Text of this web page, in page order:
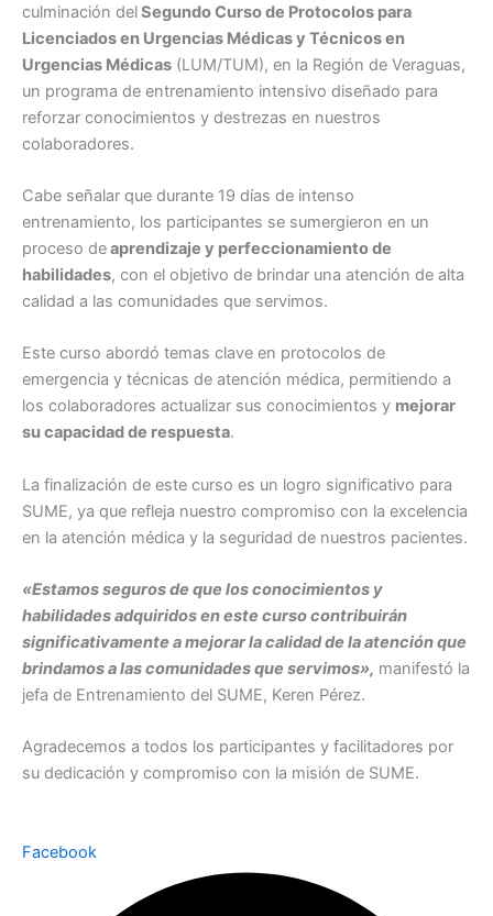
culminación delSegundo Curso de Protocolos para
Licenciados en Urgencias Médicas y Técnicos en
Urgencias Médicas (LUM/TUM), en la Región de Veraguas,
un programa de entrenamiento intensivo diseñado para
reforzar conocimientos y destrezas en nuestros
colaboradores.
Cabe señalar que durante 19 días de intenso
entrenamiento, los participantes se sumergieron en un
proceso deaprendizaje y perfeccionamiento de
habilidades, con el objetivo de brindar una atención de alta
calidad a las comunidades que servimos.
Este curso abordó temas clave en protocolos de
emergencia y técnicas de atención médica, permitiendo a
los colaboradores actualizar sus conocimientos y mejorar
su capacidad de respuesta.
La finalización de este curso es un logro significativo para
SUME, ya que refleja nuestro compromiso con la excelencia
en la atención médica y la seguridad de nuestros pacientes.
«Estamos seguros de que los conocimientos y
habilidades adquiridos en este curso contribuirán
significativamente a mejorar la calidad de la atención que
brindamos a las comunidades que servimos», manifestó la
jefa de Entrenamiento del SUME, Keren Pérez.
Agradecemos a todos los participantes y facilitadores por
su dedicación y compromiso con la misión de SUME.
Facebook